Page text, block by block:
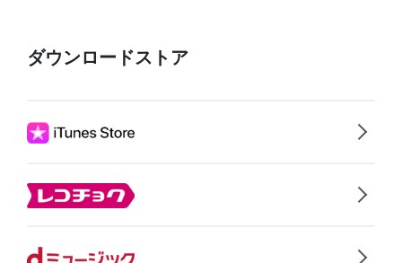
ダウンロードストア